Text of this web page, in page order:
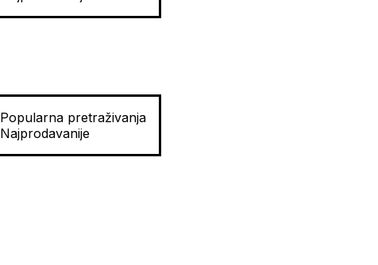
Popularna pretraživanja
Najprodavanije